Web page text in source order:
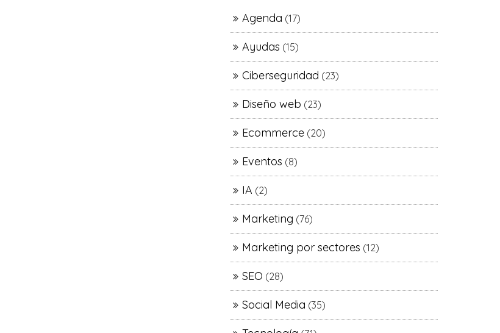
Agenda (17)
Ayudas (15)
Ciberseguridad (23)
Diseño web (23)
Ecommerce (20)
Eventos (8)
IA (2)
Marketing (76)
Marketing por sectores (12)
SEO (28)
Social Media (35)